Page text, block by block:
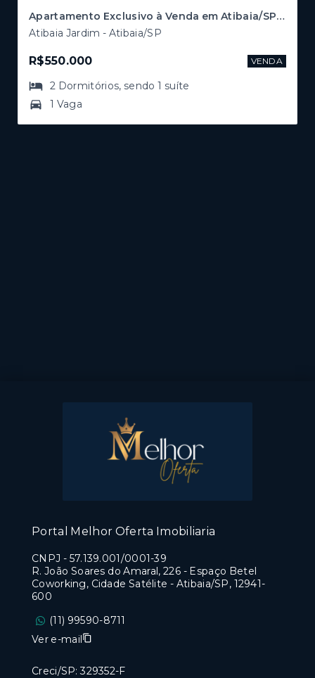
Apartamento Exclusivo à Venda em Atibaia/SP – Vista Deslumbrante para a Pedra Grande | 65,33 m² | R$ 550.000,00
Atibaia Jardim - Atibaia/SP
R$550.000 VENDA
2 Dormitórios, sendo1 suíte
1 Vaga
Portal Melhor Oferta Imobiliaria
CNPJ - 57.139.001/0001-39
R. João Soares do Amaral, 226 - Espaço Betel
Coworking, Cidade Satélite - Atibaia/SP, 12941-
600
(11) 99590-8711
Ver e-mail
Creci/SP: 329352-F